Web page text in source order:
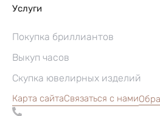
Услуги
Покупка бриллиантов
Выкуп часов
Скупка ювелирных изделий
Карта сайтаСвязаться с нами